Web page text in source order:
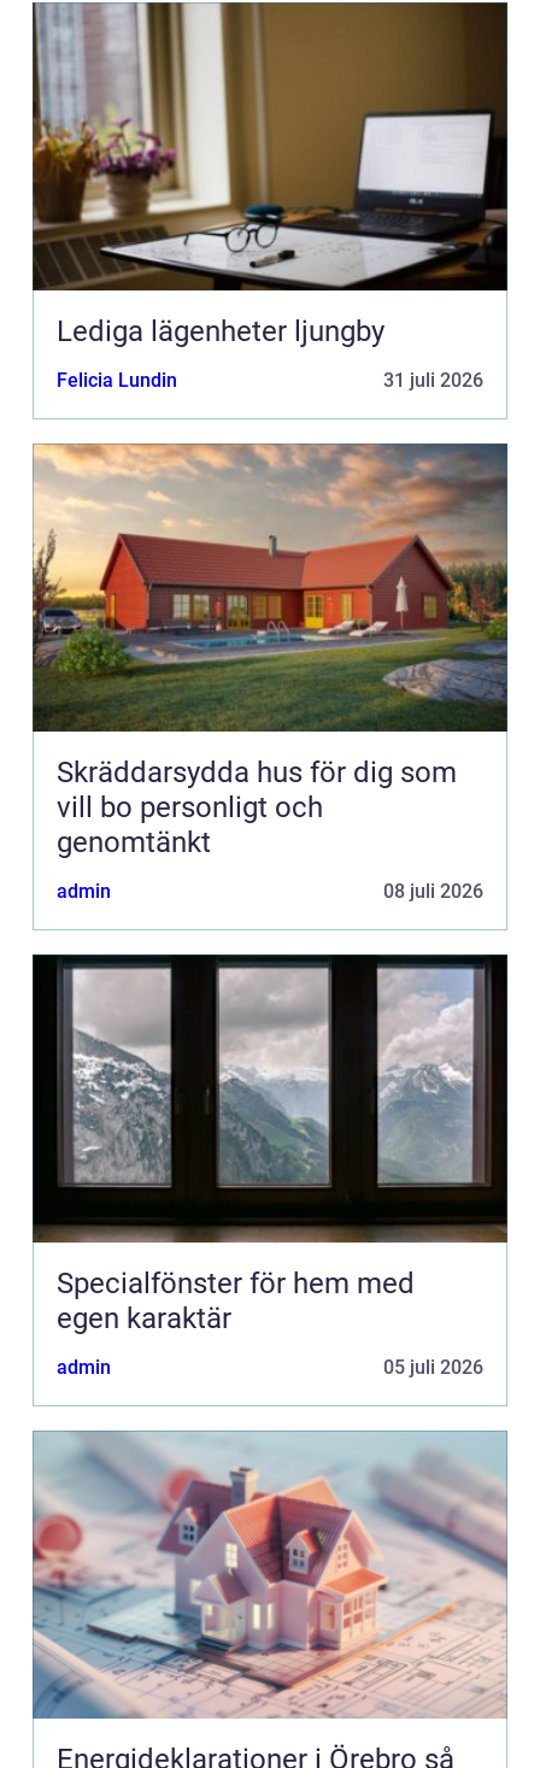
Lediga lägenheter ljungby
Felicia Lundin 31 juli 2026
Skräddarsydda hus för dig som
vill bo personligt och
genomtänkt
admin 08 juli 2026
Specialfönster för hem med
egen karaktär
admin 05 juli 2026
Energideklarationer i Örebro så